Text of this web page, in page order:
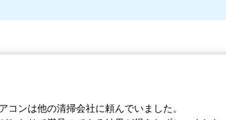
コンは他の清掃会社に頼んでいました。